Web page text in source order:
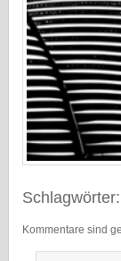
Schlagwörter:
Kommentare sind